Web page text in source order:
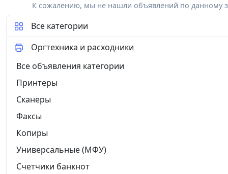
К сожалению, мы не нашли объявлений по данному
Все категории
Оргтехника и расходники
Все объявления категории
Принтеры
Сканеры
Факсы
Копиры
Универсальные (МФУ)
Счетчики банкнот